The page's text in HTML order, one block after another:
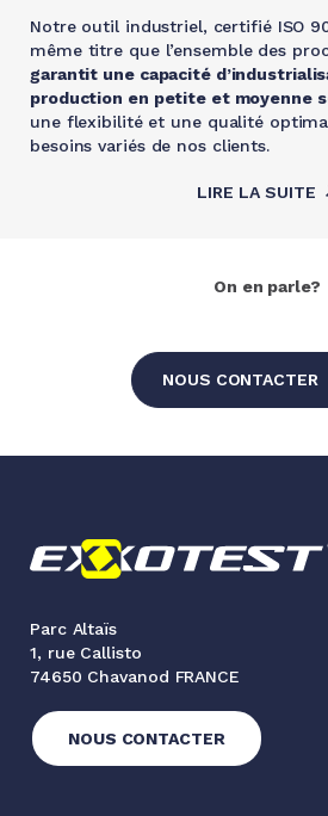
Notre outil industriel, certifié ISO
même titre que l’ensemble des
garantit une capacité
production en petite et moyenne
une flexibilité et une qualité
besoins variés de nos clients.
LIRE LA SUITE
On en parle?
NOUS CONTACTER
Parc Altaïs
1, rue Callisto
74650 Chavanod FRANCE
NOUS CONTACTER